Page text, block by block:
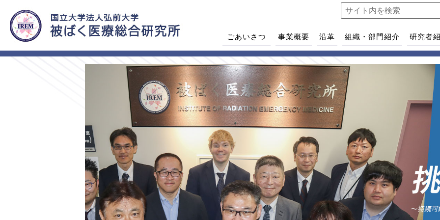
ごあいさつ 事業概要 沿革 組織・部門紹介 研究者